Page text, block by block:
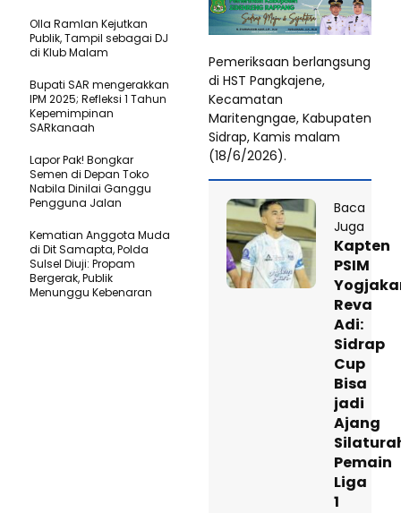
Pemeriksaan berlangsung
di HST Pangkajene,
Kecamatan
Maritengngae, Kabupaten
Sidrap, Kamis malam
(18/6/2026).
Baca
Juga
Kapten
PSIM
Reva
Adi:
Sidrap
Cup
Bisa
jadi
Ajang
Pemain
Liga
1
Olla Ramlan Kejutkan
Publik, Tampil sebagai DJ
di Klub Malam
Bupati SAR mengerakkan
IPM 2025; Refleksi 1 Tahun
Kepemimpinan
SARkanaah
Lapor Pak! Bongkar
Semen di Depan Toko
Nabila Dinilai Ganggu
Pengguna Jalan
Kematian Anggota Muda
di Dit Samapta, Polda
Sulsel Diuji: Propam
Bergerak, Publik
Menunggu Kebenaran